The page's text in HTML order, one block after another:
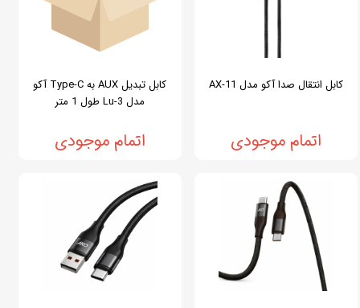
کابل انتقال صدا آکو مدل AX-11
اتمام موجودی
کابل تبدیل AUX به Type-C آکو
مدل Lu-3 طول 1 متر
اتمام موجودی